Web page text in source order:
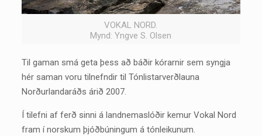
VOKAL NORD.
Mynd: Yngve S. Olsen
Til gaman smá geta þess að báðir kórarnir sem syngja
hér saman voru tilnefndir til Tónlistarverðlauna
Norðurlandaráðs árið 2007.
Í tilefni af ferð sinni á landnemaslóðir kemur Vokal Nord
fram í norskum þjóðbúningum á tónleikunum.